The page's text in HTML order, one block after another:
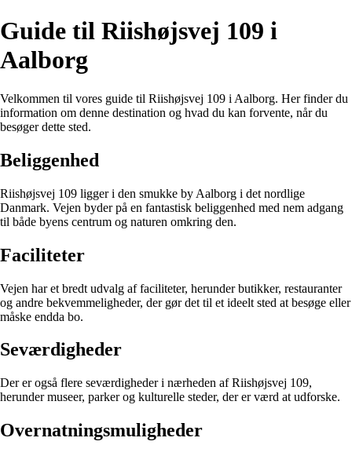
Guide til Riishøjsvej 109 i
Aalborg
Velkommen til vores guide til Riishøjsvej 109 i Aalborg. Her finder du
information om denne destination og hvad du kan forvente, når du
besøger dette sted.
Beliggenhed
Riishøjsvej 109 ligger i den smukke by Aalborg i det nordlige
Danmark. Vejen byder på en fantastisk beliggenhed med nem adgang
til både byens centrum og naturen omkring den.
Faciliteter
Vejen har et bredt udvalg af faciliteter, herunder butikker, restauranter
og andre bekvemmeligheder, der gør det til et ideelt sted at besøge eller
måske endda bo.
Seværdigheder
Der er også flere seværdigheder i nærheden af Riishøjsvej 109,
herunder museer, parker og kulturelle steder, der er værd at udforske.
Overnatningsmuligheder